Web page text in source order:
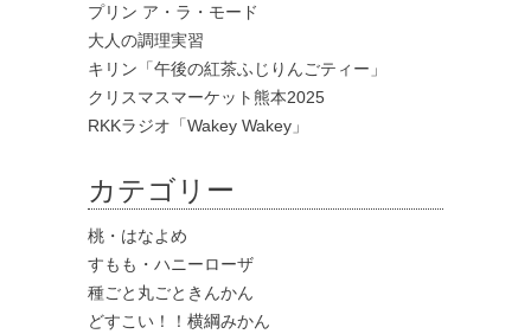
プリン ア・ラ・モード
大人の調理実習
キリン「午後の紅茶ふじりんごティー」
クリスマスマーケット熊本2025
RKKラジオ「Wakey Wakey」
カテゴリー
桃・はなよめ
すもも・ハニーローザ
種ごと丸ごときんかん
どすこい！！横綱みかん